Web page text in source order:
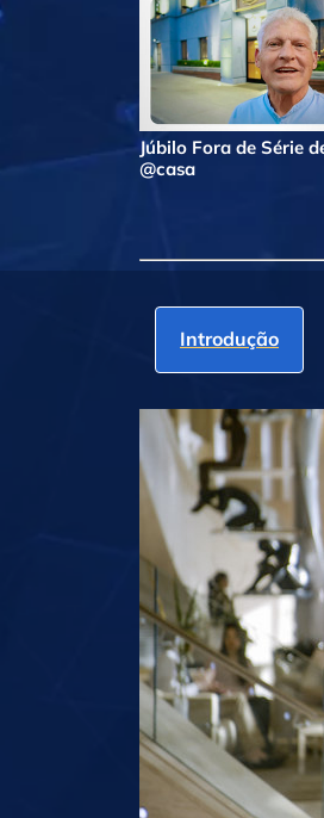
Júbilo Fora de Série
@casa
Introdução